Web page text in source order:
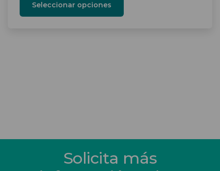
Seleccionar opciones
Solicita más